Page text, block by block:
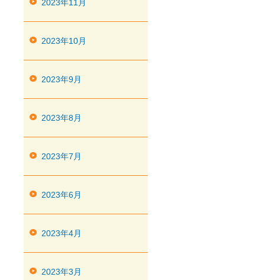
2023年11月
2023年10月
2023年9月
2023年8月
2023年7月
2023年6月
2023年4月
2023年3月